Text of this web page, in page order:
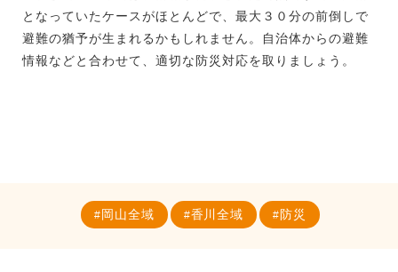
となっていたケースがほとんどで、最大３０分の前倒しで
避難の猶予が生まれるかもしれません。自治体からの避難
情報などと合わせて、適切な防災対応を取りましょう。
岡山全域 香川全域 防災